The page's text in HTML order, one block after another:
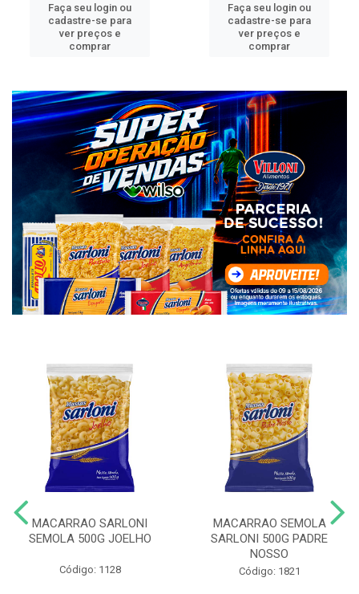
Faça seu login ou
cadastre-se para
ver preços e
comprar
Faça seu login ou
cadastre-se para
ver preços e
comprar
MACARRAO SARLONI
SEMOLA 500G JOELHO
Código: 1128
MACARRAO SEMOLA
SARLONI 500G PADRE
NOSSO
Código: 1821